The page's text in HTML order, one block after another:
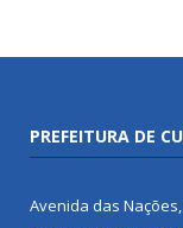
PREFEITURA DE
Avenida das Nações,